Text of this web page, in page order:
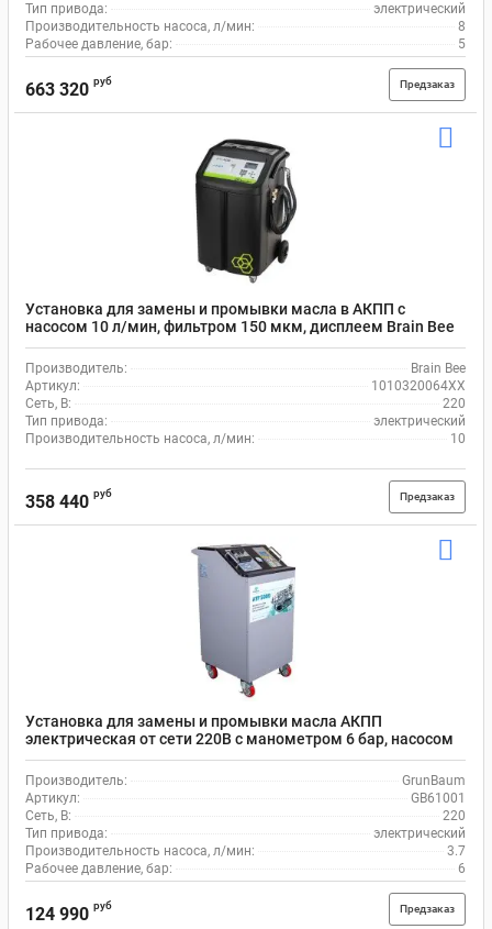
Тип привода:
электрический
Производительность насоса, л/мин:
8
Рабочее давление, бар:
5
663 320 руб Предзаказ
Установка для замены и промывки масла в АКПП с
насосом 10 л/мин, фильтром 150 мкм, дисплеем Brain Bee
AGC-8250 1010320064XX
Производитель:
Brain Bee
Артикул:
1010320064XX
Сеть, В:
220
Тип привода:
электрический
Производительность насоса, л/мин:
10
358 440 руб Предзаказ
Установка для замены и промывки масла АКПП
электрическая от сети 220В с манометром 6 бар, насосом
3.7 л/мин, ATF 5000 GrunBaum GB61001
Производитель:
GrunBaum
Артикул:
GB61001
Сеть, В:
220
Тип привода:
электрический
Производительность насоса, л/мин:
3.7
Рабочее давление, бар:
6
124 990 руб Предзаказ